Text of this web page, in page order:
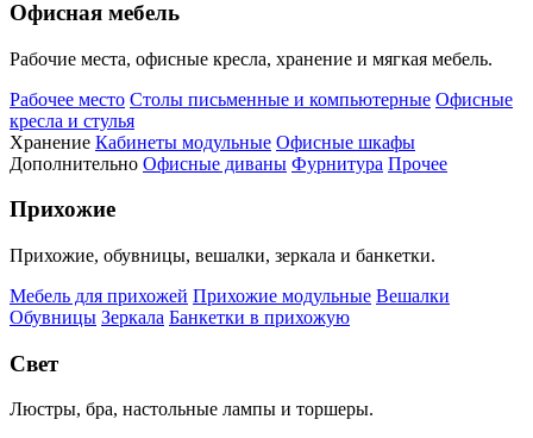
Офисная мебель
Рабочие места, офисные кресла, хранение и мягкая мебель.
Рабочее место Столы письменные и компьютерные Офисные
кресла и стулья
Хранение Кабинеты модульные Офисные шкафы
Дополнительно Офисные диваны Фурнитура Прочее
Прихожие
Прихожие, обувницы, вешалки, зеркала и банкетки.
Мебель для прихожей Прихожие модульные Вешалки
Обувницы Зеркала Банкетки в прихожую
Свет
Люстры, бра, настольные лампы и торшеры.